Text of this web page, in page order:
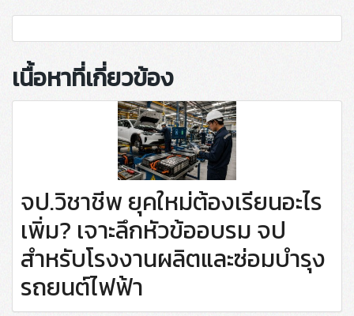
เนื้อหาที่เกี่ยวข้อง
จป.วิชาชีพ ยุคใหม่ต้องเรียนอะไร
เพิ่ม? เจาะลึกหัวข้ออบรม จป
สำหรับโรงงานผลิตและซ่อมบำรุง
รถยนต์ไฟฟ้า